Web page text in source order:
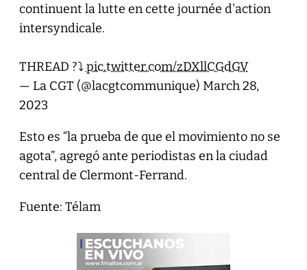
continuent la lutte en cette journée d'action
intersyndicale.
THREAD ?⤵️ pic.twitter.com/zDXllCGdGV
— La CGT (@lacgtcommunique) March 28,
2023
Esto es “la prueba de que el movimiento no se
agota”, agregó ante periodistas en la ciudad
central de Clermont-Ferrand.
Fuente: Télam